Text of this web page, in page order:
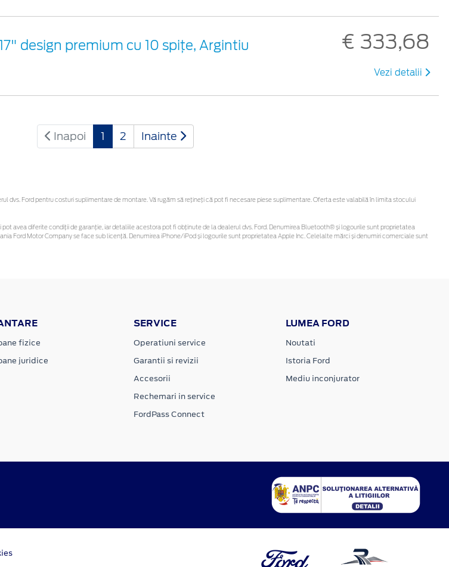
design premium cu 10 spiţe, Argintiu € 333,68
Vezi detalii
Inapoi 1 2 Inainte
dvs. Ford pentru costuri suplimentare de montare. Vă rugăm să rețineți că pot fi necesare piese suplimentare. Oferta este valabilă în limita stocului
avea diferite condiții de garanție, iar detaliile acestora pot fi obținute de la dealerul dvs. Ford. Denumirea Bluetooth® și logourile sunt proprietatea
Ford Motor Company se face sub licență. Denumirea iPhone/iPod și logourile sunt proprietatea Apple Inc. Celelalte mărci și denumiri comerciale sunt
fizice
juridice
SERVICE
Operatiuni service
Garantii si revizii
Accesorii
Rechemari in service
FordPass Connect
LUMEA FORD
Noutati
Istoria Ford
Mediu inconjurator